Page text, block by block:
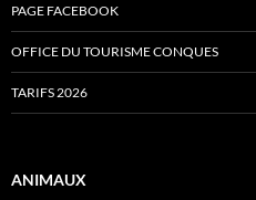
PAGE FACEBOOK
OFFICE DU TOURISME CONQUES
TARIFS 2026
ANIMAUX